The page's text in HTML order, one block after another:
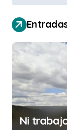
g
a
c
i
ó
n
d
e Ni